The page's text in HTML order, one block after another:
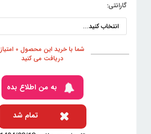
گارانتی:
شما با خرید این محصول 0 امتیاز
دریافت می کنید
به من اطلاع بده
تمام شد